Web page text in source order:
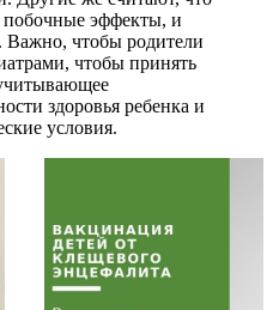
побочные эффекты, и
Важно, чтобы родители
чтобы принять
здоровья ребенка и
условия.